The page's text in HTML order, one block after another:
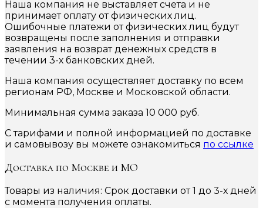
Наша компания не выставляет счета и не
принимает оплату от физических лиц.
Ошибочные платежи от физических лиц будут
возвращены после заполнения и отправки
заявления на возврат денежных средств в
течении 3-х банковских дней.
Наша компания осуществляет доставку по всем
регионам РФ, Москве и Московской области.
Минимальная сумма заказа 10 000 руб.
С тарифами и полной информацией по доставке
и самовывозу вы можете ознакомиться по ссылке
Доставка по Москве и МО
Товары из наличия: Срок доставки от 1 до 3-х дней
с момента получения оплаты.